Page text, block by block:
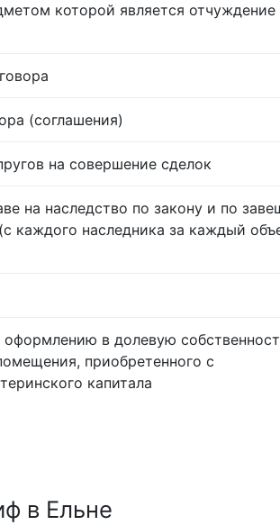
которой является отчуждение
(соглашения)
на совершение сделок
на наследство по закону и по
каждого наследника за каждый
в долевую
приобретенного с
капитала
в Ельне